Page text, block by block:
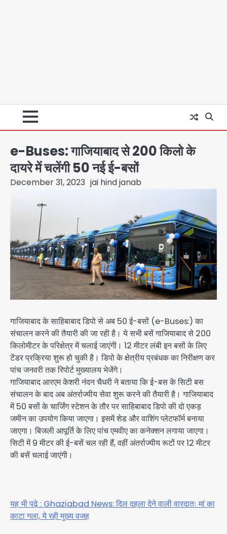
e-Buses: गाजियाबाद से 200 किलो के
दायरे में चलेंगी 50 नई ई-बसों
December 31, 2023 jai hind janab
गाजियाबाद के साहिबाबाद डिपो से अब 50 ई-बसों (e-Buses:) का
संचालन करने की तैयारी की जा रही है। ये सभी बसें गाजियाबाद से 200
किलोमीटर के परिक्षेत्र में चलाई जाएंगी। 12 मीटर लंबी इन बसों के लिए
टेंडर प्रक्रिया शुरू हो चुकी है। डिपो के क्षेत्रीय प्रबंधक का निरीक्षण कर
पांच जनवरी तक रिपोर्ट मुख्यालय भेजेंगे।
गाजियाबाद आरएम केशरी नंदन चैधरी ने बताया कि ई-बस के सिटी बस
संचालन के बाद अब अंतर्राज्यीय सेवा शुरू करने की तैयारी है। गाजियाबाद
में 50 बसों के चार्जिंग स्टेशन के तौर पर साहिबाबाद डिपो की दो एकड़
जमीन का उपयोग किया जाएगा। इसमें शेड और वाशिंग प्लेटफॉर्म बनाया
जाएगा। बिजली आपूर्ति के लिए पांच एमवीए का कनेक्शन लगाया जाएगा।
सिटी में 9 मीटर की ई-बसें चल रही हैं, वहीं अंतर्राज्यीय रूटों पर 12 मीटर
की बसें चलाई जाएंगी।
यह भी पढ़े : Ghaziabad News: दिल दहला देने वाली वारदातः मां का
काटा गला, ये रही मुख्य वजह